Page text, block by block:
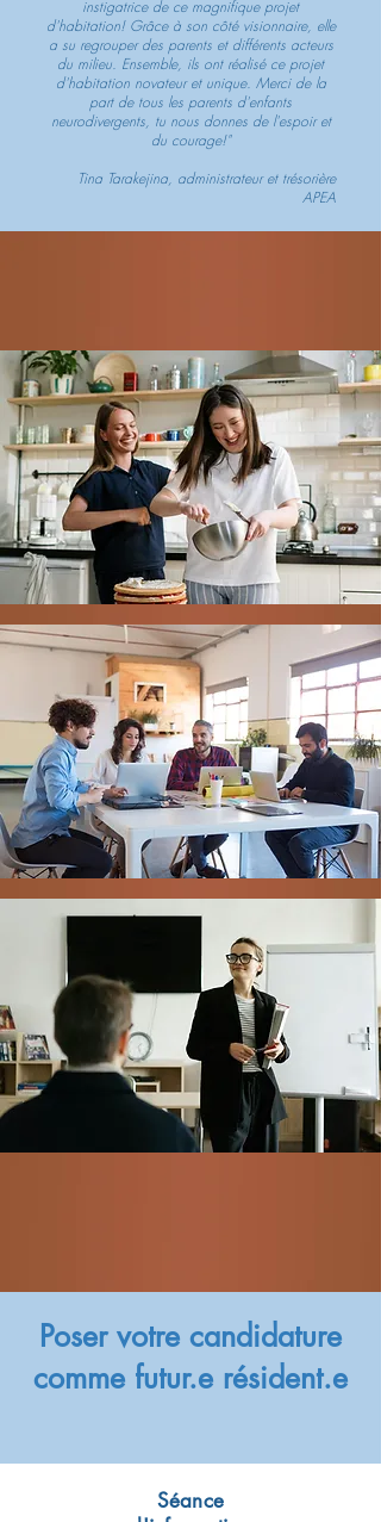
instigatrice de ce magnifique projet
d'habitation! Grâce à son côté visionnaire, elle
a su regrouper des parents et différents acteurs
du milieu. Ensemble, ils ont réalisé ce projet
d'habitation novateur et unique. Merci de la
part de tous les parents d'enfants
neurodivergents, tu nous donnes de l'espoir et
du courage!"
Tina Tarakejina, administrateur et trésorière
APEA
Poser votre candidature
comme futur.e résident.e
Séance